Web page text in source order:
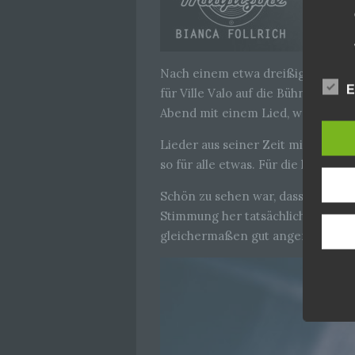
Nach einem etwa dreißig
für Ville Valo auf die Bühne.
Abend mit einem Lied, welches
Lieder aus seiner Zeit mit HIM,
so für alle etwas. Für die
Schön zu sehen war, dass das
Stimmung her tatsächlich
gleichermaßen gut angenommen.